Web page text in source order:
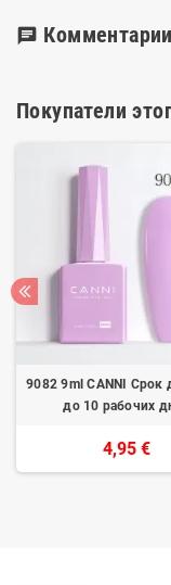
chat Комментарии
Покупатели
9082 9ml CANNI Срок
до 10 рабочих
4,95 €